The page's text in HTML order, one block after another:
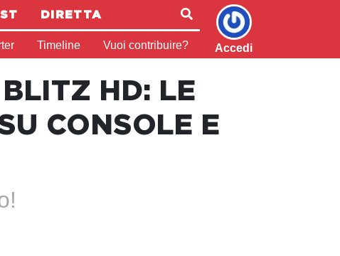
DIRETTA
Timeline Vuoi contribuire? Accedi
HD: LE
CONSOLE E